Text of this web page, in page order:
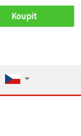
Koupit